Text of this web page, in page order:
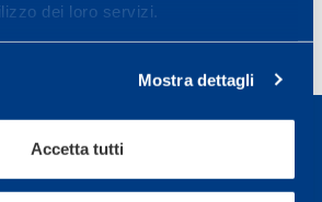
dei loro servizi.
Mostra dettagli
Accetta tutti
page
Page
2 Page
3 Page
4 Page
5 »Next page